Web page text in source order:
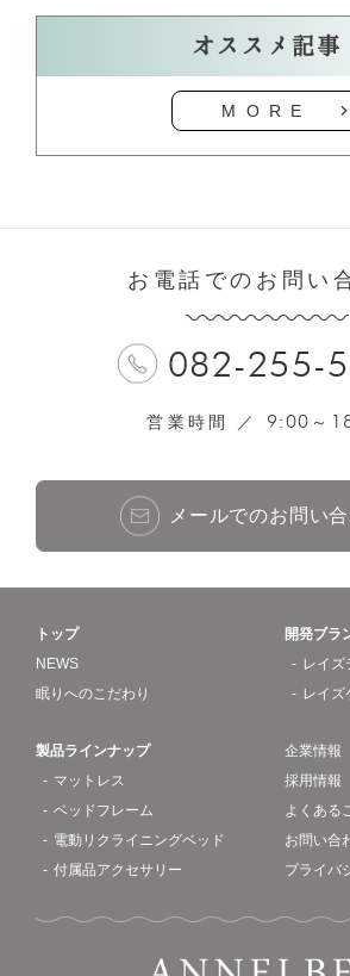
オススメ記事
MORE
お電話でのお問い
082-255-
営業時間 ／ 9:00 ～
メールでのお問い
トップ
NEWS
眠りへのこだわり
開発ブラ
レイズ
レイズ
製品ラインナップ
マットレス
ベッドフレーム
電動リクライニングベッド
付属品アクセサリー
企業情報
採用情報
よくある
お問い合
プライバ